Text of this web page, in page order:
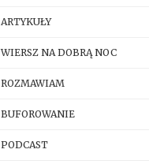
ARTYKUŁY
WIERSZ NA DOBRĄ NOC
ROZMAWIAM
BUFOROWANIE
PODCAST